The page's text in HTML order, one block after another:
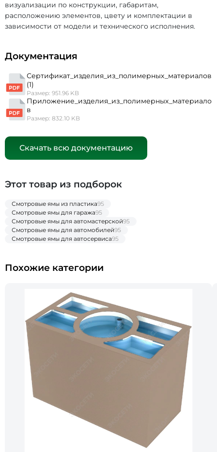
визуализации по конструкции, габаритам,
расположению элементов, цвету и комплектации в
зависимости от модели и технического исполнения.
Документация
Сертификат_изделия_из_полимерных_материалов
(1)
Размер: 951.96 KB
Приложение_изделия_из_полимерных_материало
в
Размер: 832.10 KB
Скачать всю документацию
Этот товар из подборок
Смотровые ямы из пластика95
Смотровые ямы для гаража95
Смотровые ямы для автомастерской95
Смотровые ямы для автомобилей95
Смотровые ямы для автосервиса95
Похожие категории